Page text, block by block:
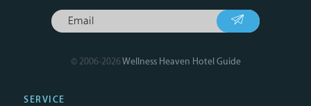
© 2006-2026Wellness Heaven Hotel Guide
SERVICE